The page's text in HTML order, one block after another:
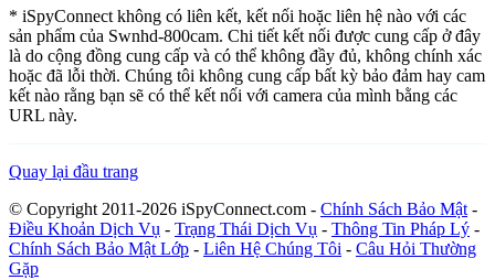
* iSpyConnect không có liên kết, kết nối hoặc liên hệ nào với các
sản phẩm của Swnhd-800cam. Chi tiết kết nối được cung cấp ở đây
là do cộng đồng cung cấp và có thể không đầy đủ, không chính xác
hoặc đã lỗi thời. Chúng tôi không cung cấp bất kỳ bảo đảm hay cam
kết nào rằng bạn sẽ có thể kết nối với camera của mình bằng các
URL này.
Quay lại đầu trang
© Copyright 2011-2026 iSpyConnect.com - Chính Sách Bảo Mật -
Điều Khoản Dịch Vụ - Trạng Thái Dịch Vụ - Thông Tin Pháp Lý -
Chính Sách Bảo Mật Lớp - Liên Hệ Chúng Tôi - Câu Hỏi Thường
Gặp